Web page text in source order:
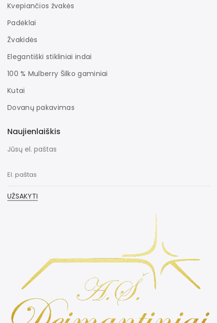
Kvepiančios žvakės
Padėklai
Žvakidės
Elegantiški stikliniai indai
100 % Mulberry Šilko gaminiai
Kutai
Dovanų pakavimas
Naujienlaiškis
Jūsų el. paštas